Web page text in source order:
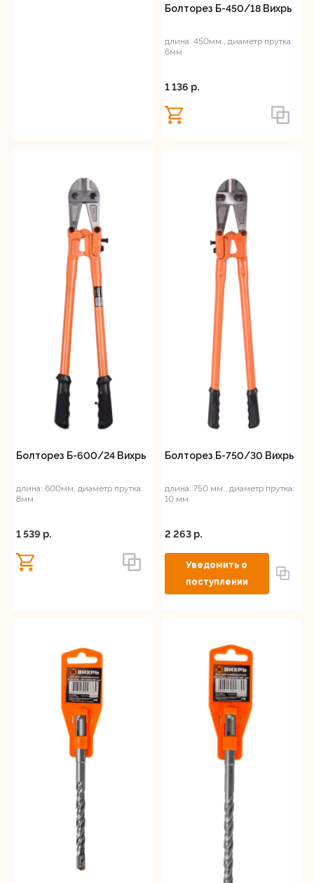
Болторез Б-450/18 Вихрь
длина: 450мм., диаметр прутка:
6мм
1 136 p.
Болторез Б-600/24 Вихрь
длина: 600мм, диаметр прутка:
8мм
1 539 p.
Болторез Б-750/30 Вихрь
длина: 750 мм., диаметр прутка:
10 мм
2 263 p.